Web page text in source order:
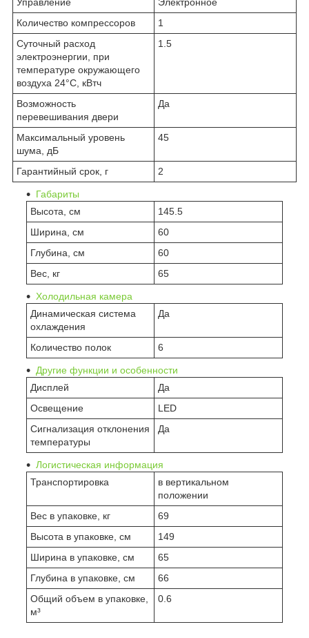
Количество компрессоров
1
Суточный расход
электроэнергии, при
температуре окружающего
воздуха 24°C, кВтч
1.5
Возможность
перевешивания двери
Да
Максимальный уровень
шума, дБ
45
Гарантийный срок, г 2
Габариты
Высота, см
145.5
Ширина, см
60
Глубина, см
60
Вес, кг
65
Холодильная камера
Динамическая система
охлаждения
Да
Количество полок 6
Другие функции и особенности
Дисплей
Да
Освещение
LED
Сигнализация отклонения
температуры
Да
Логистическая информация
Транспортировка
в вертикальном
положении
Вес в упаковке, кг
69
Высота в упаковке, см
149
Ширина в упаковке, см
65
Глубина в упаковке, см
66
Общий объем в упаковке,
м³
0.6